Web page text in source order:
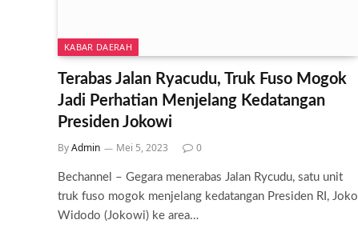
KABAR DAERAH
Terabas Jalan Ryacudu, Truk Fuso Mogok
Jadi Perhatian Menjelang Kedatangan
Presiden Jokowi
ByAdmin Mei 5, 2023 0
Bechannel – Gegara menerabas Jalan Rycudu, satu unit
truk fuso mogok menjelang kedatangan Presiden RI, Joko
Widodo (Jokowi) ke area…